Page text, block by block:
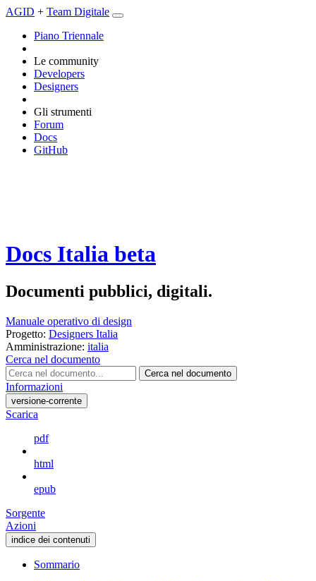
AGID + Team Digitale
Piano Triennale
Le community
Developers
Designers
Gli strumenti
Forum
Docs
GitHub
Docs Italia beta
Documenti pubblici, digitali.
Manuale operativo di design
Progetto: Designers Italia
Amministrazione: italia
Cerca nel documento
Cerca nel documento
Informazioni
versione-corrente
Scarica
pdf
html
epub
Sorgente
Azioni
indice dei contenuti
Sommario